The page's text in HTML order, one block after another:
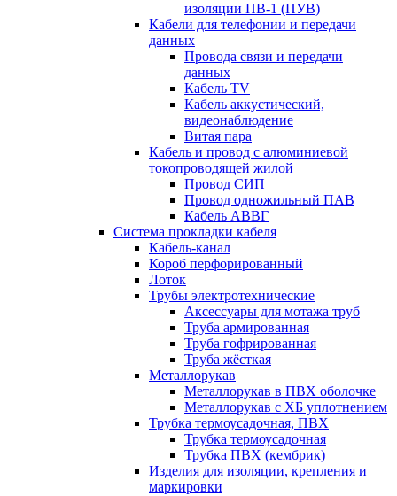
изоляции ПВ-1 (ПУВ)
Кабели для телефонии и передачи
данных
Провода связи и передачи
данных
Кабель TV
Кабель аккустический,
видеонаблюдение
Витая пара
Кабель и провод с алюминиевой
токопроводящей жилой
Провод СИП
Провод одножильный ПАВ
Кабель АВВГ
Система прокладки кабеля
Кабель-канал
Короб перфорированный
Лоток
Трубы электротехнические
Аксессуары для мотажа труб
Труба армированная
Труба гофрированная
Труба жёсткая
Металлорукав
Металлорукав в ПВХ оболочке
Металлорукав с ХБ уплотнением
Трубка термоусадочная, ПВХ
Трубка термоусадочная
Трубка ПВХ (кембрик)
Изделия для изоляции, крепления и
маркировки